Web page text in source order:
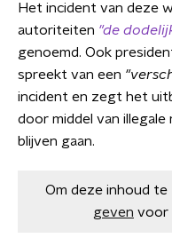
Het incident van deze
autoriteiten "de
genoemd. Ook
spreekt van een
incident en zegt het
door middel van
blijven gaan.
Om deze inhoud
geven voor